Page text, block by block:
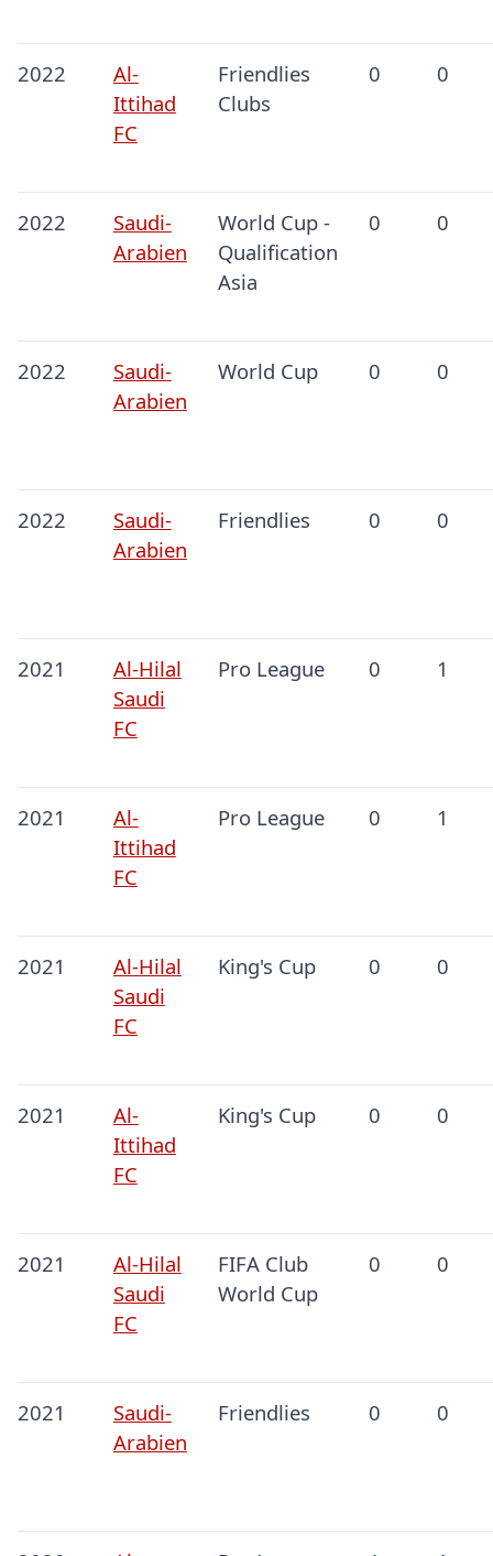
2022
Al-
Ittihad
FC
Friendlies
Clubs
0 0
2022
Saudi-
Arabien
World Cup -
Qualification
Asia
0 0
2022
Saudi-
Arabien
World Cup 0 0
2022
Saudi-
Arabien
Friendlies 0 0
2021
Al-Hilal
Saudi
FC
Pro League 0 1
2021
Al-
Ittihad
FC
Pro League 0 1
2021
Al-Hilal
Saudi
FC
King's Cup 0 0
2021
Al-
Ittihad
FC
King's Cup 0 0
2021
Al-Hilal
Saudi
FC
FIFA Club
World Cup
0 0
2021
Saudi-
Arabien
Friendlies 0 0